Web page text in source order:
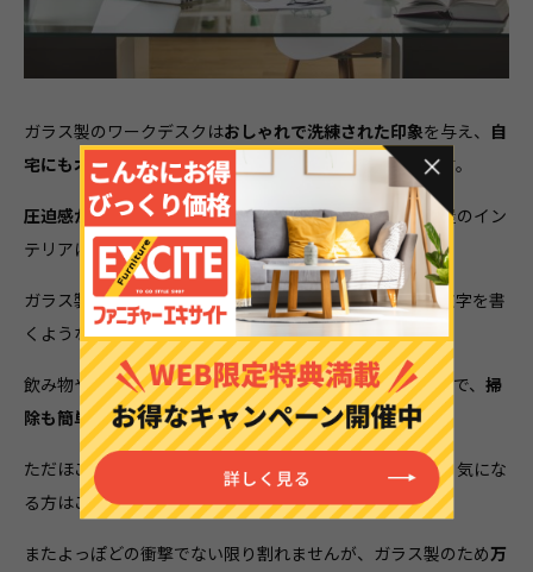
ガラス製のワークデスクはおしゃれで洗練された印象を与え、 自
宅にもオフィスにも馴染みやすい
デザインが多くあります。
圧迫感が少なくスタイリッシュであるため、あらゆる部屋のイン
テリアに溶け込んでくれます。
ガラス製の天板は表面が滑らかで触り心地がよく、紙に文字を書
くような作業でもスムーズにこなせます。
飲み物やインクをこぼしてしまっても簡単に拭き取れるので、 掃
除も簡単です。
ただほこりや水拭きした後の拭き跡が目立ちやすいため、気にな
る方はこまめな掃除が必要になります。
またよっぽどの衝撃でない限り割れませんが、ガラス製のため万